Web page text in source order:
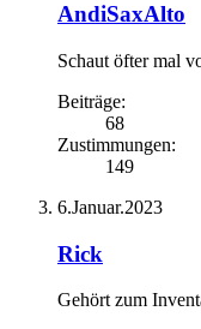
AndiSaxAlto
Schaut öfter mal
Beiträge:
68
Zustimmungen:
149
6.Januar.2023
Rick
Gehört zum